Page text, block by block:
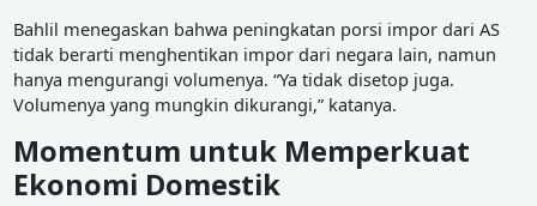
Bahlil menegaskan bahwa peningkatan porsi impor dari AS
tidak berarti menghentikan impor dari negara lain, namun
hanya mengurangi volumenya. “Ya tidak disetop juga.
Volumenya yang mungkin dikurangi,” katanya.
Momentum untuk Memperkuat
Ekonomi Domestik